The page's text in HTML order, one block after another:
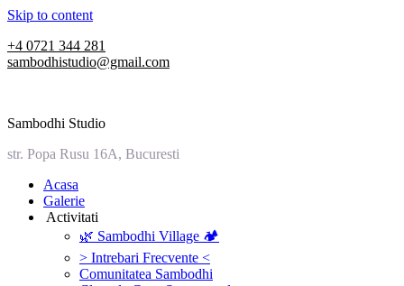
Skip to content
+4 0721 344 281
sambodhistudio@gmail.com
Sambodhi Studio
str. Popa Rusu 16A, Bucuresti
‎Acasa
Galerie
‎ ‎Activitati‎
🌿 Sambodhi Village 🏕️
> Intrebari Frecvente <
Comunitatea Sambodhi